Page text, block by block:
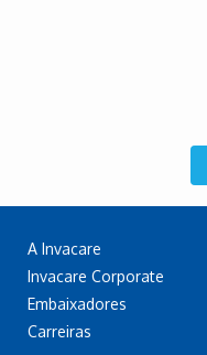
A Invacare
Invacare Corporate
Embaixadores
Carreiras